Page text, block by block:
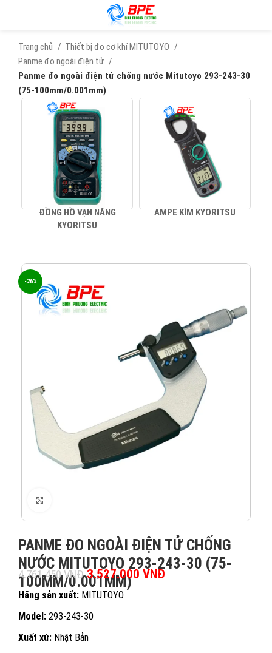
Trang chủ
Thiết bị đo cơ khí MITUTOYO
Panme đo ngoài điện tử
Panme đo ngoài điện tử chống nước Mitutoyo 293-243-30
(75-100mm/0.001mm)
ĐỒNG HỒ VẠN NĂNG
KYORITSU
AMPE KÌM KYORITSU
-26%
PANME ĐO NGOÀI ĐIỆN TỬ CHỐNG
NƯỚC MITUTOYO 293-243-30 (75-
100MM/0.001MM)
4.761.450VNĐ Giá gốc là: 4.761.450 VNĐ.
3.527.000 VNĐ Giá hiện tại là:
Hãng sản xuất: MITUTOYO
Model: 293-243-30
Xuất xứ: Nhật Bản